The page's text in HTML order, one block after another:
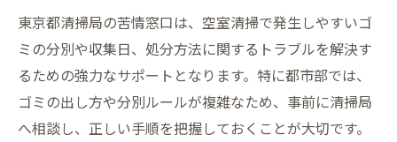
東京都清掃局の苦情窓口は、空室清掃で発生しやすいゴ
ミの分別や収集日、処分方法に関するトラブルを解決す
るための強力なサポートとなります。特に都市部では、
ゴミの出し方や分別ルールが複雑なため、事前に清掃局
へ相談し、正しい手順を把握しておくことが大切です。